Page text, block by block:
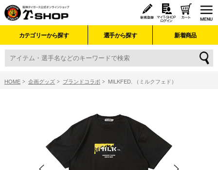
カテゴリーから探す 選手から探す 新着商品
HOME 企画グッズ ブランドコラボ MILKFED. （ミルクフェド）